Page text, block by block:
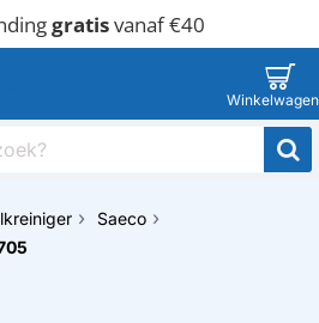
gratisvanaf €40
Saeco